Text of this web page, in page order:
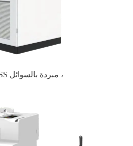
خزانة SS مبردة بالسوائل ،